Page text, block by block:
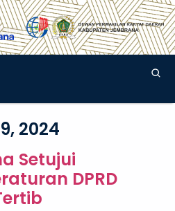
2024
Setujui
DPRD